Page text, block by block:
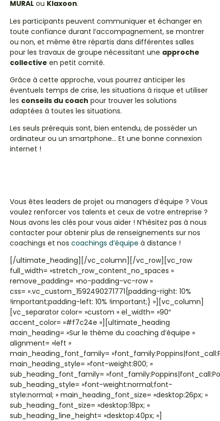
MURAL ou Klaxoon.
Les participants peuvent communiquer et échanger en
toute confiance durant l’accompagnement, se montrer
ou non, et même être répartis dans différentes salles
pour les travaux de groupe nécessitant une approche
collective en petit comité.
Grâce à cette approche, vous pourrez anticiper les
éventuels temps de crise, les situations à risque et utiliser
les conseils du coach pour trouver les solutions
adaptées à toutes les situations.
Les seuls prérequis sont, bien entendu, de posséder un
ordinateur ou un smartphone… Et une bonne connexion
internet !
Vous êtes leaders de projet ou managers d’équipe ? Vous
voulez renforcer vos talents et ceux de votre entreprise ?
Nous avons les clés pour vous aider ! N’hésitez pas à nous
contacter pour obtenir plus de renseignements sur nos
coachings et nos coachings d’équipe à distance !
[/ultimate_heading][/vc_column][/vc_row][vc_row
full_width= »stretch_row_content_no_spaces »
remove_padding= »no-padding-vc-row »
css= ».vc_custom_1592490271771{padding-right: 10%
!important;padding-left: 10% !important;} »][vc_column]
[vc_separator color= »custom » el_width= »90″
accent_color= »#f7c24e »][ultimate_heading
main_heading= »Sur le thème du coaching d’équipe »
alignment= »left »
main_heading_font_family=
main_heading_style= »font-weight:800; »
sub_heading_font_family=
sub_heading_style= »font-weight:normal;font-
style:normal; » main_heading_font_size= »desktop:26px; »
sub_heading_font_size= »desktop:18px; »
sub_heading_line_height= »desktop:40px; »]